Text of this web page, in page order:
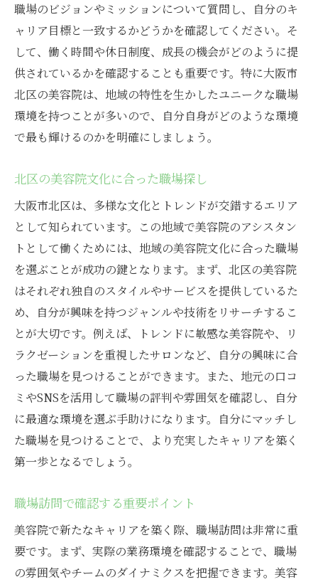
職場のビジョンやミッションについて質問し、自分のキ
ャリア目標と一致するかどうかを確認してください。そ
して、働く時間や休日制度、成長の機会がどのように提
供されているかを確認することも重要です。特に大阪市
北区の美容院は、地域の特性を生かしたユニークな職場
環境を持つことが多いので、自分自身がどのような環境
で最も輝けるのかを明確にしましょう。
北区の美容院文化に合った職場探し
大阪市北区は、多様な文化とトレンドが交錯するエリア
として知られています。この地域で美容院のアシスタン
トとして働くためには、地域の美容院文化に合った職場
を選ぶことが成功の鍵となります。まず、北区の美容院
はそれぞれ独自のスタイルやサービスを提供しているた
め、自分が興味を持つジャンルや技術をリサーチするこ
とが大切です。例えば、トレンドに敏感な美容院や、リ
ラクゼーションを重視したサロンなど、自分の興味に合
った職場を見つけることができます。また、地元の口コ
ミやSNSを活用して職場の評判や雰囲気を確認し、自分
に最適な環境を選ぶ手助けになります。自分にマッチし
た職場を見つけることで、より充実したキャリアを築く
第一歩となるでしょう。
職場訪問で確認する重要ポイント
美容院で新たなキャリアを築く際、職場訪問は非常に重
要です。まず、実際の業務環境を確認することで、職場
の雰囲気やチームのダイナミクスを把握できます。美容